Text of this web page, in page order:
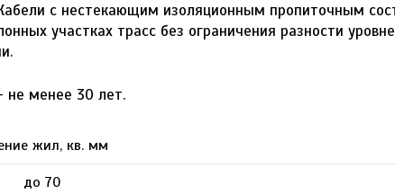
с нестекающим изоляционным пропиточным
участках трасс без ограничения разности
не менее 30 лет.
жил, кв. мм
до 70